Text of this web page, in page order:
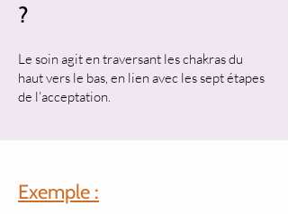
?
Le soin agit en traversant les chakras du
haut vers le bas, en lien avec les sept étapes
de l’acceptation.
Exemple :